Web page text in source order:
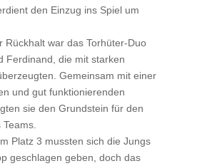
den Einzug ins Spiel um
Rückhalt war das Torhüter-Duo
Ferdinand, die mit starken
Gemeinsam mit einer
und gut funktionierenden
sie den Grundstein für den
Platz 3 mussten sich die Jungs
geschlagen geben, doch das